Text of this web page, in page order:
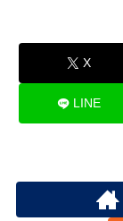
X
LINE